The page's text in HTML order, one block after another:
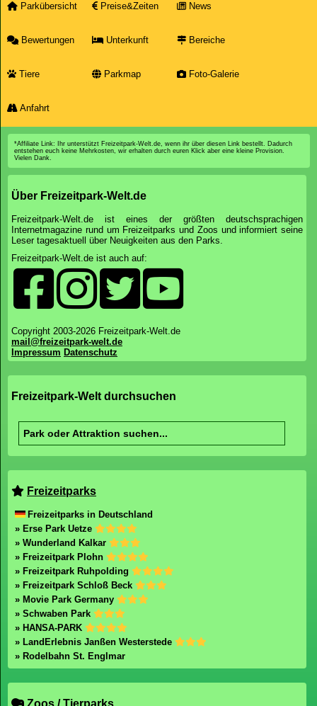
Parkübersicht Preise&Zeiten News
Bewertungen Unterkunft Bereiche
Tiere Parkmap Foto-Galerie
Anfahrt
*Affiliate Link: Ihr unterstützt Freizeitpark-Welt.de, wenn ihr über diesen Link bestellt. Dadurch
entstehen euch keine Mehrkosten, wir erhalten durch euren Klick aber eine kleine Provision.
Vielen Dank.
Über Freizeitpark-Welt.de
Freizeitpark-Welt.de ist eines der größten deutschsprachigen
Internetmagazine rund um Freizeitparks und Zoos und informiert seine
Leser tagesaktuell über Neuigkeiten aus den Parks.
Freizeitpark-Welt.de ist auch auf:
Copyright 2003-2026 Freizeitpark-Welt.de
mail@freizeitpark-welt.de
Impressum Datenschutz
Freizeitpark-Welt durchsuchen
Freizeitparks
Freizeitparks in Deutschland
» Erse Park Uetze
» Wunderland Kalkar
» Freizeitpark Plohn
» Freizeitpark Ruhpolding
» Freizeitpark Schloß Beck
» Movie Park Germany
» Schwaben Park
» HANSA-PARK
» LandErlebnis Janßen Westerstede
» Rodelbahn St. Englmar